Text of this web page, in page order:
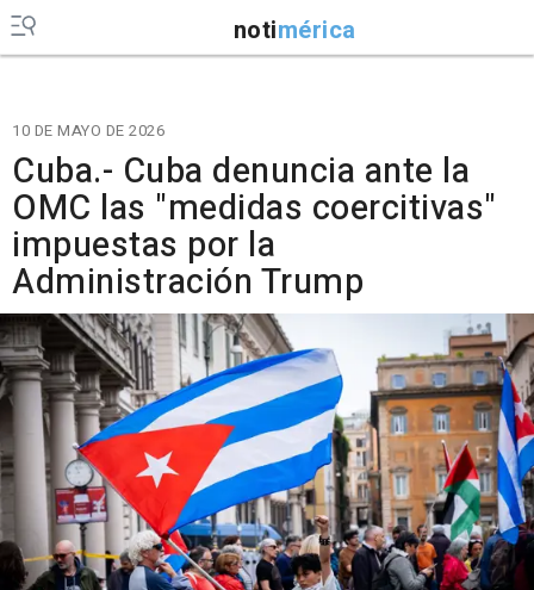
notimérica
10 DE MAYO DE 2026
Cuba.- Cuba denuncia ante la
OMC las "medidas coercitivas"
impuestas por la
Administración Trump